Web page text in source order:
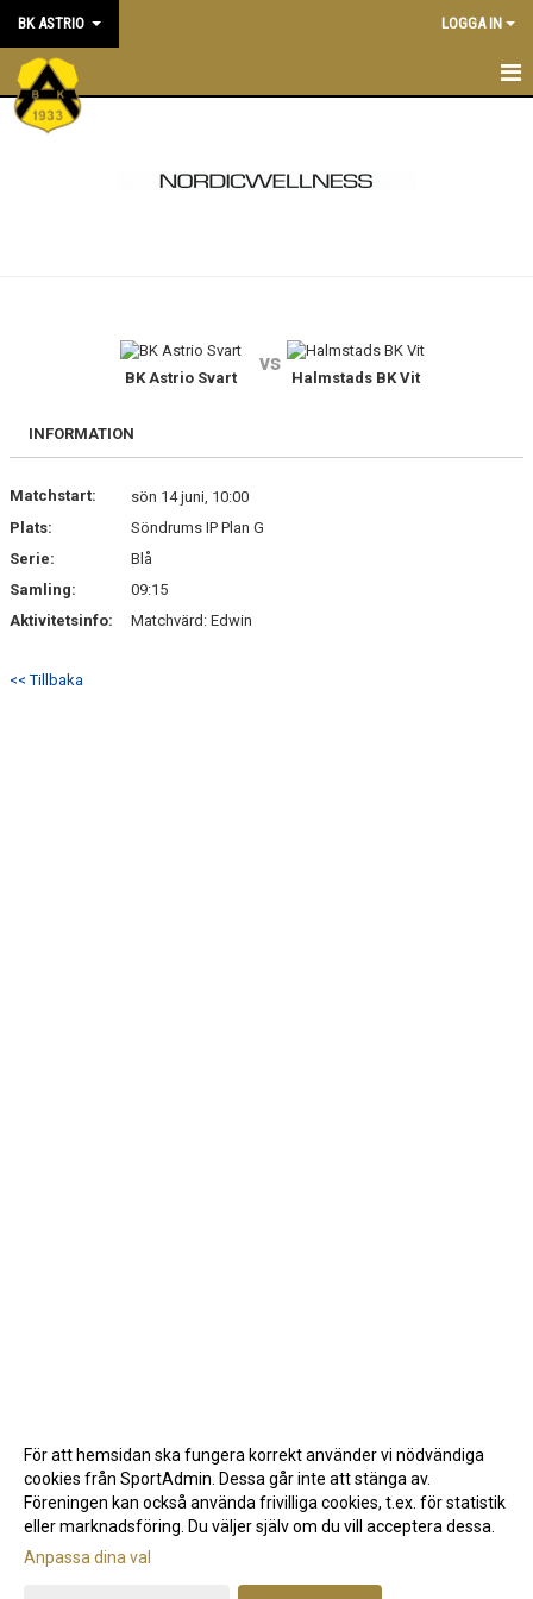
BK ASTRIO LOGGA IN
HEM
BLI MEDLEM
SÖNDRUMS IP
TRYGG I ASTRIO
ASTRIOSHOPEN
BK Astrio Svart
vs
Halmstads BK Vit
INFORMATION
Matchstart:
sön 14 juni, 10:00
Plats:
Söndrums IP Plan G
Serie:
Blå
Samling:
09:15
Aktivitetsinfo:
Matchvärd: Edwin
<< Tillbaka
Gå till Webbversion
För att hemsidan ska fungera korrekt använder vi nödvändiga
cookies från SportAdmin. Dessa går inte att stänga av.
Föreningen kan också använda frivilliga cookies, t.ex. för statistik
eller marknadsföring. Du väljer själv om du vill acceptera dessa.
Anpassa dina val